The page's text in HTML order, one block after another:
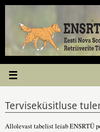
Skip
Terviseküsitluse
Allolevast tabelist leiab ENSRTÜ